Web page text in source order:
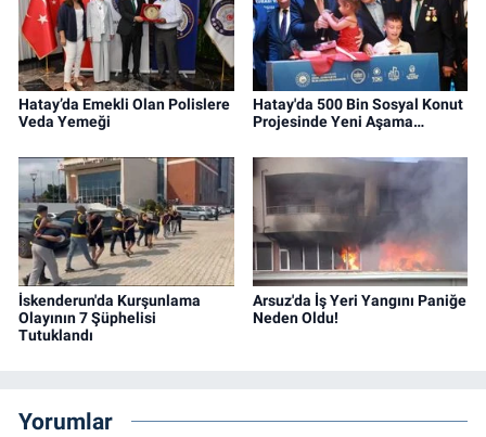
Hatay’da Emekli Olan Polislere
Veda Yemeği
Hatay'da 500 Bin Sosyal Konut
Projesinde Yeni Aşama…
İskenderun'da Kurşunlama
Olayının 7 Şüphelisi
Tutuklandı
Arsuz'da İş Yeri Yangını Paniğe
Neden Oldu!
Yorumlar